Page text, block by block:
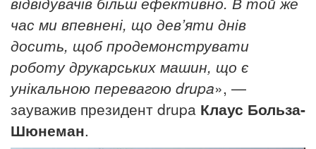
час ми впевнені, що дев’яти днів
досить, щоб продемонструвати
роботу друкарських машин, що є
унікальною перевагою drupa», —
зауважив президент drupa Клаус Больза-
Шюнеман.